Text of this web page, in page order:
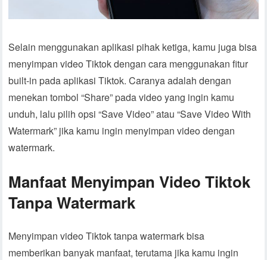
Selain menggunakan aplikasi pihak ketiga, kamu juga bisa
menyimpan video Tiktok dengan cara menggunakan fitur
built-in pada aplikasi Tiktok. Caranya adalah dengan
menekan tombol “Share” pada video yang ingin kamu
unduh, lalu pilih opsi “Save Video” atau “Save Video With
Watermark” jika kamu ingin menyimpan video dengan
watermark.
Manfaat Menyimpan Video Tiktok
Tanpa Watermark
Menyimpan video Tiktok tanpa watermark bisa
memberikan banyak manfaat, terutama jika kamu ingin